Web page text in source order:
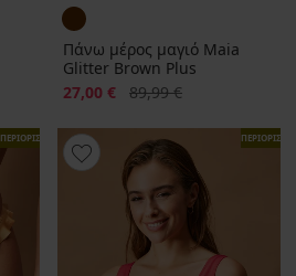
Πάνω μέρος μαγιό Maia
Glitter Brown Plus
Έκπτωση
27,00 € Αρχική τιμή
89,99 €
ΠΕΡΙΟΡΙΣΜΕΝΑ